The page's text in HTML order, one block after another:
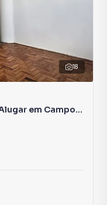
18
em Campos